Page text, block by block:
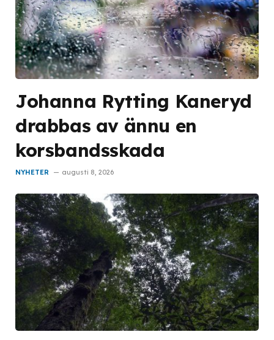
Johanna Rytting Kaneryd
drabbas av ännu en
korsbandsskada
NYHETER augusti 8, 2026